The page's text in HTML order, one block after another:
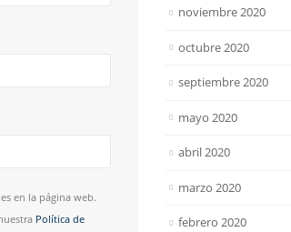
en la página web.
Política de
noviembre 2020
octubre 2020
septiembre 2020
mayo 2020
abril 2020
marzo 2020
febrero 2020